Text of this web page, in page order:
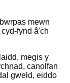
mewn
fynd â'ch
megis y
canolfan
gweld, eiddo